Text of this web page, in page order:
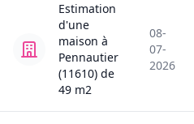
Estimation
d'une
maison à
Pennautier
(11610) de
49 m2
08-
07-
2026